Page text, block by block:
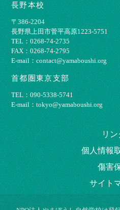
長野本校
〒386-2204
⻑野県上⽥市菅平⾼原1223-5751
TEL：0268-74-2735
FAX：0268-74-2795
E-mail：contact@yamaboushi.org
首都圏東京支部
TEL：090-5338-5741
E-mail：tokyo@yamaboushi.org
リン
個⼈情報
傷害
サイト